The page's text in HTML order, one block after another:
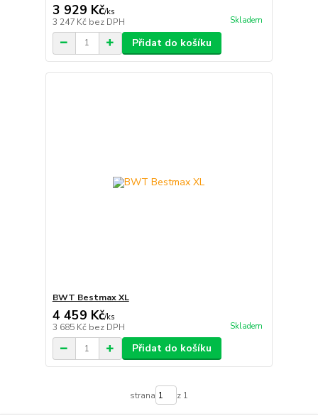
3 929 Kč/ks
3 247 Kč bez DPH Skladem
Přidat do košíku
BWT Bestmax XL
4 459 Kč/ks
3 685 Kč bez DPH Skladem
Přidat do košíku
strana z 1